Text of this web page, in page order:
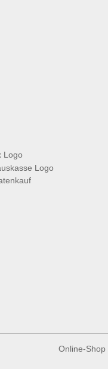
Online-Shop